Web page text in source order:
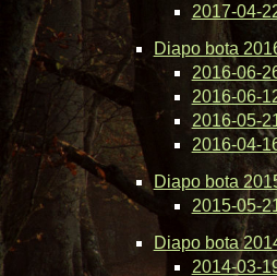
2017-04-
Diapo bota
2016-06-
2016-06-
2016-05-
2016-04-
Diapo bota
2015-05-
Diapo bota
2014-03-